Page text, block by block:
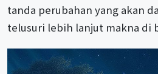
tanda perubahan yang akan
telusuri lebih lanjut makna di